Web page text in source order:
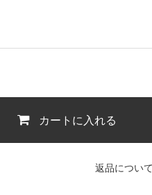
カートに入れる
返品について